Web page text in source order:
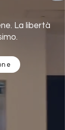
La libertà